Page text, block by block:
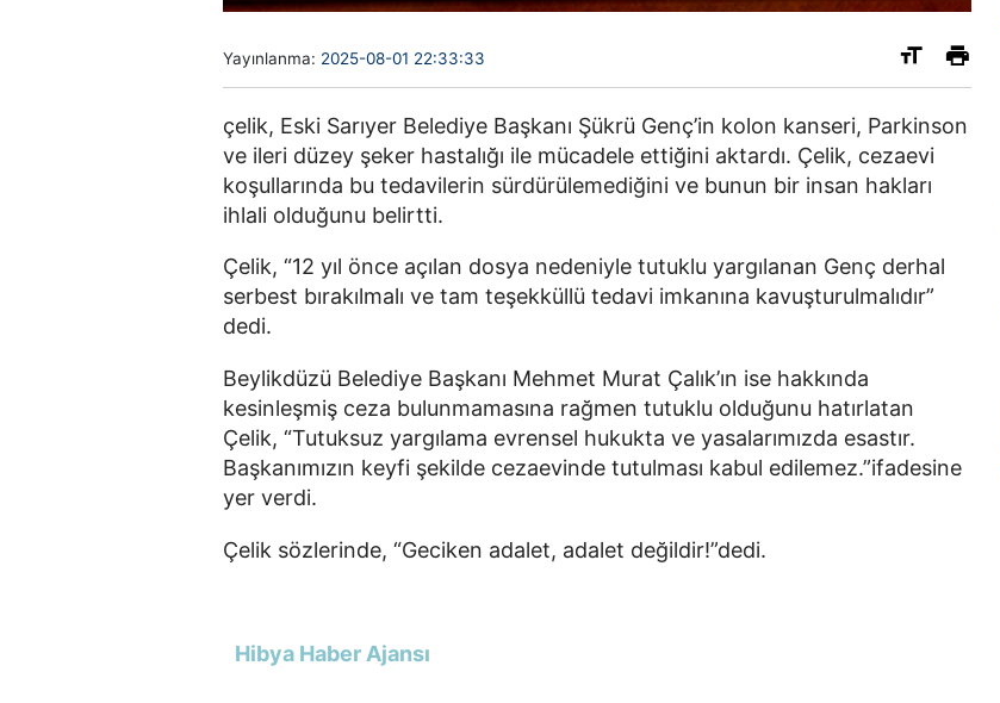
Yayınlanma: 2025-08-01 22:33:33
çelik, Eski Sarıyer Belediye Başkanı Şükrü Genç’in kolon kanseri, Parkinson
ve ileri düzey şeker hastalığı ile mücadele ettiğini aktardı. Çelik, cezaevi
koşullarında bu tedavilerin sürdürülemediğini ve bunun bir insan hakları
ihlali olduğunu belirtti.
Çelik, “12 yıl önce açılan dosya nedeniyle tutuklu yargılanan Genç derhal
serbest bırakılmalı ve tam teşekküllü tedavi imkanına kavuşturulmalıdır”
dedi.
Beylikdüzü Belediye Başkanı Mehmet Murat Çalık’ın ise hakkında
kesinleşmiş ceza bulunmamasına rağmen tutuklu olduğunu hatırlatan
Çelik, “Tutuksuz yargılama evrensel hukukta ve yasalarımızda esastır.
Başkanımızın keyfi şekilde cezaevinde tutulması kabul edilemez.”ifadesine
yer verdi.
Çelik sözlerinde, “Geciken adalet, adalet değildir!”dedi.
Hibya Haber Ajansı